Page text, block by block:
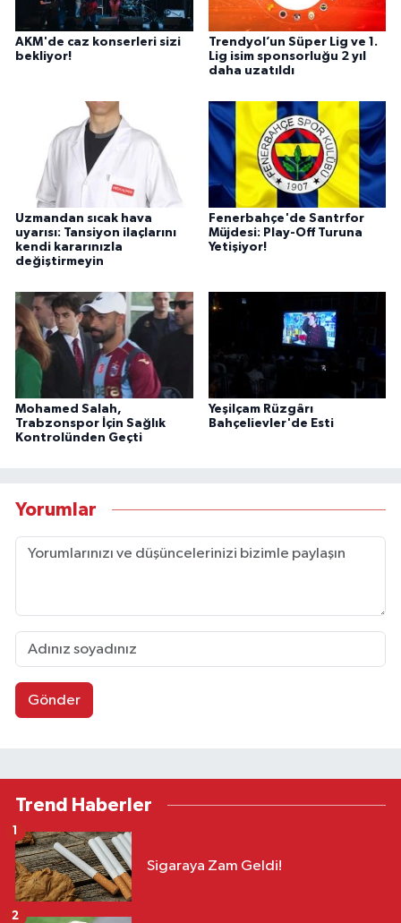
AKM'de caz konserleri sizi
bekliyor!
Trendyol’un Süper Lig ve 1.
Lig isim sponsorluğu 2 yıl
daha uzatıldı
Uzmandan sıcak hava
uyarısı: Tansiyon ilaçlarını
kendi kararınızla
değiştirmeyin
Fenerbahçe'de Santrfor
Müjdesi: Play-Off Turuna
Yetişiyor!
Mohamed Salah,
Trabzonspor İçin Sağlık
Kontrolünden Geçti
Yeşilçam Rüzgârı
Bahçelievler'de Esti
Yorumlar
Gönder
Trend Haberler
Sigaraya Zam Geldi!
1
2